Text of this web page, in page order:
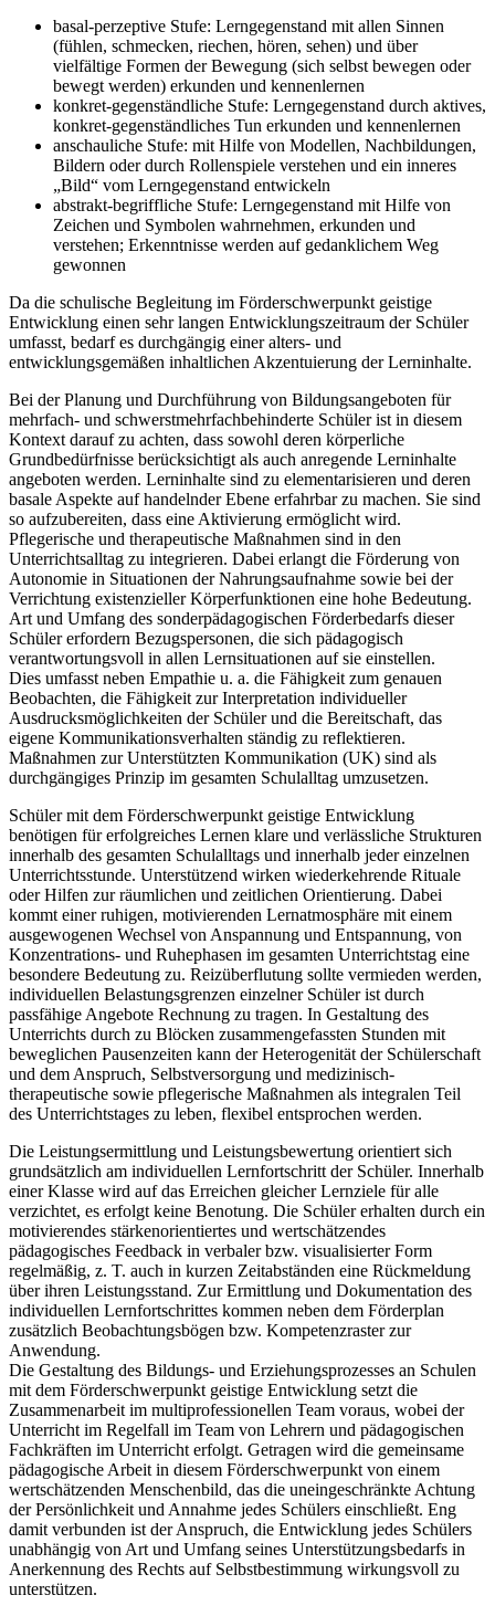
basal-perzeptive Stufe: Lerngegenstand mit allen Sinnen
(fühlen, schmecken, riechen, hören, sehen) und über
vielfältige Formen der Bewegung (sich selbst bewegen oder
bewegt werden) erkunden und kennenlernen
konkret-gegenständliche Stufe: Lerngegenstand durch aktives,
konkret-gegenständliches Tun erkunden und kennenlernen
anschauliche Stufe: mit Hilfe von Modellen, Nachbildungen,
Bildern oder durch Rollenspiele verstehen und ein inneres
„Bild“ vom Lerngegenstand entwickeln
abstrakt-begriffliche Stufe: Lerngegenstand mit Hilfe von
Zeichen und Symbolen wahrnehmen, erkunden und
verstehen; Erkenntnisse werden auf gedanklichem Weg
gewonnen
Da die schulische Begleitung im Förderschwerpunkt geistige
Entwicklung einen sehr langen Entwicklungszeitraum der Schüler
umfasst, bedarf es durchgängig einer alters- und
entwicklungsgemäßen inhaltlichen Akzentuierung der Lerninhalte.
Bei der Planung und Durchführung von Bildungsangeboten für
mehrfach- und schwerstmehrfachbehinderte Schüler ist in diesem
Kontext darauf zu achten, dass sowohl deren körperliche
Grundbedürfnisse berücksichtigt als auch anregende Lerninhalte
angeboten werden. Lerninhalte sind zu elementarisieren und deren
basale Aspekte auf handelnder Ebene erfahrbar zu machen. Sie sind
so aufzubereiten, dass eine Aktivierung ermöglicht wird.
Pflegerische und therapeutische Maßnahmen sind in den
Unterrichtsalltag zu integrieren. Dabei erlangt die Förderung von
Autonomie in Situationen der Nahrungsaufnahme sowie bei der
Verrichtung existenzieller Körperfunktionen eine hohe Bedeutung.
Art und Umfang des sonderpädagogischen Förderbedarfs dieser
Schüler erfordern Bezugspersonen, die sich pädagogisch
verantwortungsvoll in allen Lernsituationen auf sie einstellen.
Dies umfasst neben Empathie u. a. die Fähigkeit zum genauen
Beobachten, die Fähigkeit zur Interpretation individueller
Ausdrucksmöglichkeiten der Schüler und die Bereitschaft, das
eigene Kommunikationsverhalten ständig zu reflektieren.
Maßnahmen zur Unterstützten Kommunikation (UK) sind als
durchgängiges Prinzip im gesamten Schulalltag umzusetzen.
Schüler mit dem Förderschwerpunkt geistige Entwicklung
benötigen für erfolgreiches Lernen klare und verlässliche Strukturen
innerhalb des gesamten Schulalltags und innerhalb jeder einzelnen
Unterrichtsstunde. Unterstützend wirken wiederkehrende Rituale
oder Hilfen zur räumlichen und zeitlichen Orientierung. Dabei
kommt einer ruhigen, motivierenden Lernatmosphäre mit einem
ausgewogenen Wechsel von Anspannung und Entspannung, von
Konzentrations- und Ruhephasen im gesamten Unterrichtstag eine
besondere Bedeutung zu. Reizüberflutung sollte vermieden werden,
individuellen Belastungsgrenzen einzelner Schüler ist durch
passfähige Angebote Rechnung zu tragen. In Gestaltung des
Unterrichts durch zu Blöcken zusammengefassten Stunden mit
beweglichen Pausenzeiten kann der Heterogenität der Schülerschaft
und dem Anspruch, Selbstversorgung und medizinisch-
therapeutische sowie pflegerische Maßnahmen als integralen Teil
des Unterrichtstages zu leben, flexibel entsprochen werden.
Die Leistungsermittlung und Leistungsbewertung orientiert sich
grundsätzlich am individuellen Lernfortschritt der Schüler. Innerhalb
einer Klasse wird auf das Erreichen gleicher Lernziele für alle
verzichtet, es erfolgt keine Benotung. Die Schüler erhalten durch ein
motivierendes stärkenorientiertes und wertschätzendes
pädagogisches Feedback in verbaler bzw. visualisierter Form
regelmäßig, z. T. auch in kurzen Zeitabständen eine Rückmeldung
über ihren Leistungsstand. Zur Ermittlung und Dokumentation des
individuellen Lernfortschrittes kommen neben dem Förderplan
zusätzlich Beobachtungsbögen bzw. Kompetenzraster zur
Anwendung.
Die Gestaltung des Bildungs- und Erziehungsprozesses an Schulen
mit dem Förderschwerpunkt geistige Entwicklung setzt die
Zusammenarbeit im multiprofessionellen Team voraus, wobei der
Unterricht im Regelfall im Team von Lehrern und pädagogischen
Fachkräften im Unterricht erfolgt. Getragen wird die gemeinsame
pädagogische Arbeit in diesem Förderschwerpunkt von einem
wertschätzenden Menschenbild, das die uneingeschränkte Achtung
der Persönlichkeit und Annahme jedes Schülers einschließt. Eng
damit verbunden ist der Anspruch, die Entwicklung jedes Schülers
unabhängig von Art und Umfang seines Unterstützungsbedarfs in
Anerkennung des Rechts auf Selbstbestimmung wirkungsvoll zu
unterstützen.